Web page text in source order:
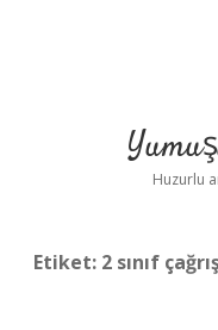
Huzurlu
Etiket: 2 sınıf